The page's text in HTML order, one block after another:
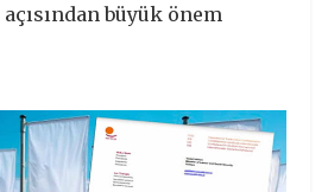
büyük önem